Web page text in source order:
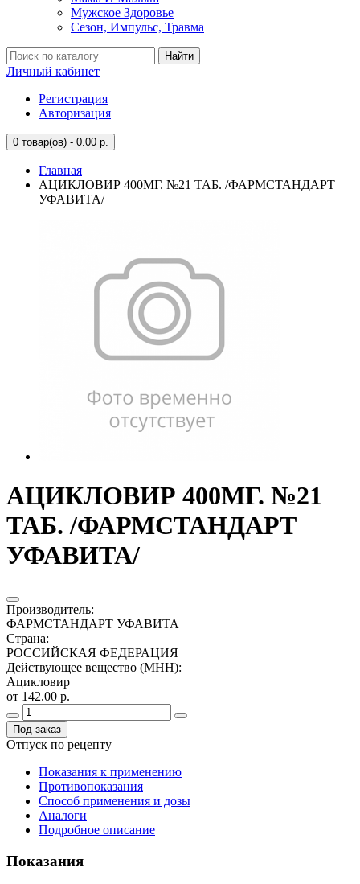
Мужское Здоровье
Сезон, Импульс, Травма
Найти
Личный кабинет
Регистрация
Авторизация
0 товар(ов) - 0.00 р.
Главная
АЦИКЛОВИР 400МГ. №21 ТАБ. /ФАРМСТАНДАРТ
УФАВИТА/
АЦИКЛОВИР 400МГ. №21
ТАБ. /ФАРМСТАНДАРТ
УФАВИТА/
Производитель:
ФАРМСТАНДАРТ УФАВИТА
Страна:
РОССИЙСКАЯ ФЕДЕРАЦИЯ
Действующее вещество (МНН):
Ацикловир
от 142.00 р.
Под заказ
Отпуск по рецепту
Показания к применению
Противопоказания
Способ применения и дозы
Аналоги
Подробное описание
Показания